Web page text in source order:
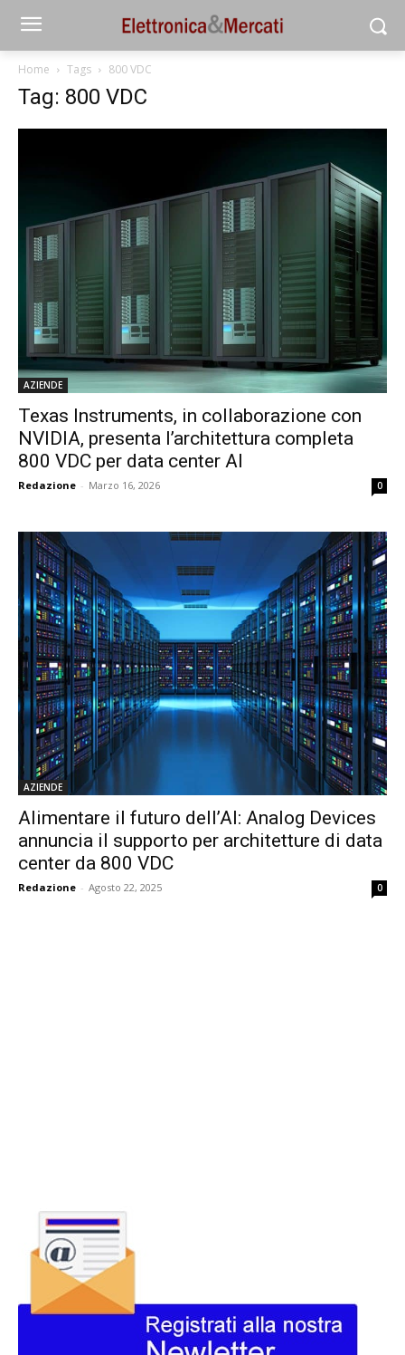
Home Tags 800 VDC
Tag: 800 VDC
AZIENDE
Texas Instruments, in collaborazione con
NVIDIA, presenta l’architettura completa
800 VDC per data center AI
Redazione - Marzo 16, 2026 0
AZIENDE
Alimentare il futuro dell’AI: Analog Devices
annuncia il supporto per architetture di data
center da 800 VDC
Redazione - Agosto 22, 2025 0